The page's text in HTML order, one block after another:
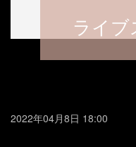
ライ
2022年04月8日 18:00